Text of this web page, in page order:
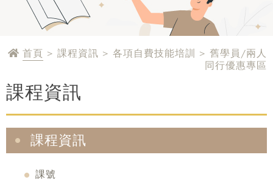
首頁 > 課程資訊 > 各項自費技能培訓 > 舊學員/兩人
同行優惠專區
課程資訊
課程資訊
課號